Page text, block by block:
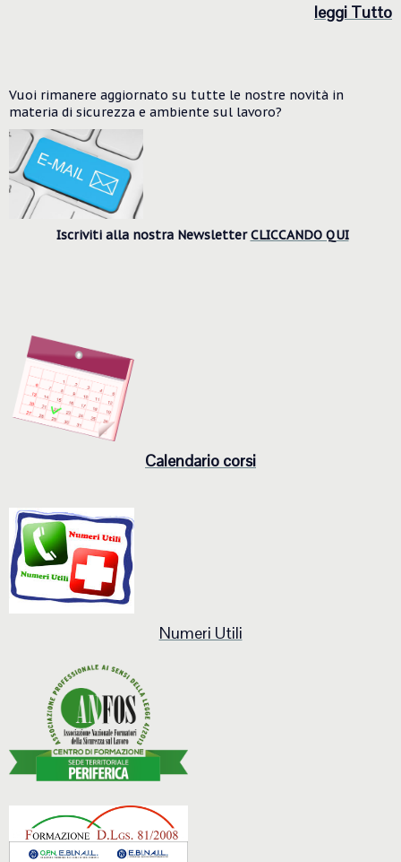
leggi Tutto
Vuoi rimanere aggiornato su tutte le nostre novità in
materia di sicurezza e ambiente sul lavoro?
Iscriviti alla nostra NewsletterCLICCANDO QUI
Calendario corsi
Numeri Utili